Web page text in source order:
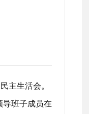
主生活会。
班子成员在